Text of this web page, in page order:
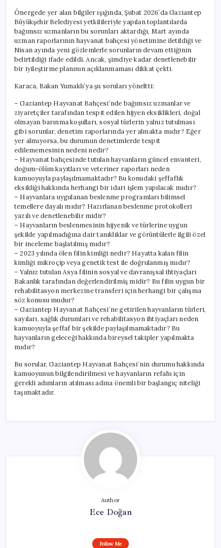
Önergede yer alan bilgiler ışığında, Şubat 2026’da Gaziantep
Büyükşehir Belediyesi yetkilileriyle yapılan toplantılarda
bağımsız uzmanların bu sorunları aktardığı, Mart ayında
uzman raporlarının hayvanat bahçesi yönetimine iletildiği ve
Nisan ayında yeni gözlemlerle sorunların devam ettiğinin
belirtildiği ifade edildi. Ancak, şimdiye kadar denetlenebilir
bir iyileştirme planının açıklanmaması dikkat çekti.
Karaca, Bakan Yumaklı’ya şu soruları yöneltti:
– Gaziantep Hayvanat Bahçesi’nde bağımsız uzmanlar ve
ziyaretçiler tarafından tespit edilen hijyen eksiklikleri, doğal
olmayan barınma koşulları, sosyal türlerin yalnız tutulması
gibi sorunlar, denetim raporlarında yer almakta mıdır? Eğer
yer almıyorsa, bu durumun denetimlerde tespit
edilememesinin nedeni nedir?
– Hayvanat bahçesinde tutulan hayvanların güncel envanteri,
doğum-ölüm kayıtları ve veteriner raporları neden
kamuoyuyla paylaşılmamaktadır? Bu konudaki şeffaflık
eksikliği hakkında herhangi bir idari işlem yapılacak mıdır?
– Hayvanlara uygulanan beslenme programları bilimsel
temellere dayalı mıdır? Hazırlanan beslenme protokolleri
yazılı ve denetlenebilir midir?
– Hayvanların beslenmesinin hijyenik ve türlerine uygun
şekilde yapılmadığına dair tanıklıklar ve görüntülerle ilgili özel
bir inceleme başlatılmış mıdır?
– 2023 yılında ölen filin kimliği nedir? Hayatta kalan filin
kimliği mikroçip veya genetik test ile doğrulanmış mıdır?
– Yalnız tutulan Asya filinin sosyal ve davranışsal ihtiyaçları
Bakanlık tarafından değerlendirilmiş midir? Bu filin uygun bir
rehabilitasyon merkezine transferi için herhangi bir çalışma
söz konusu mudur?
– Gaziantep Hayvanat Bahçesi’ne getirilen hayvanların türleri,
sayıları, sağlık durumları ve rehabilitasyon ihtiyaçları neden
kamuoyuyla şeffaf bir şekilde paylaşılmamaktadır? Bu
hayvanların geleceği hakkında bireysel takipler yapılmakta
mıdır?
Bu sorular, Gaziantep Hayvanat Bahçesi’nin durumu hakkında
kamuoyunun bilgilendirilmesi ve hayvanların refahı için
gerekli adımların atılması adına önemli bir başlangıç niteliği
taşımaktadır.
Author
Ece Doğan
Follow Me